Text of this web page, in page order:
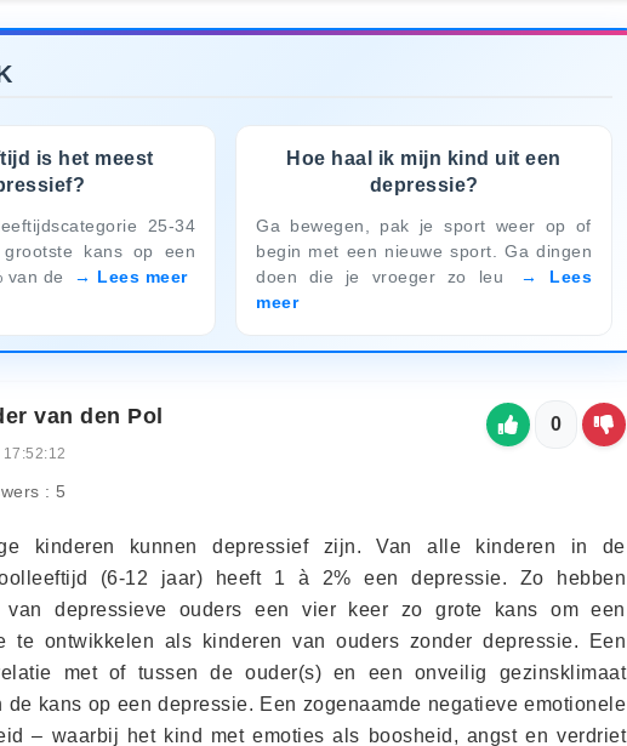
is het meest
25-34
kans op een
van de
Lees meer
Hoe haal ik mijn kind uit een
depressie?
Ga bewegen, pak je sport weer op of
begin met een nieuwe sport. Ga dingen
doen die je vroeger zo leu
Lees
meer
van den Pol
: 5
0
kinderen kunnen depressief zijn. Van alle kinderen in de
(6-12 jaar) heeft 1 à 2% een depressie. Zo hebben
van depressieve ouders een vier keer zo grote kans om een
te ontwikkelen als kinderen van ouders zonder depressie. Een
met of tussen de ouder(s) en een onveilig gezinsklimaat
de kans op een depressie. Een zogenaamde negatieve emotionele
– waarbij het kind met emoties als boosheid, angst en verdriet